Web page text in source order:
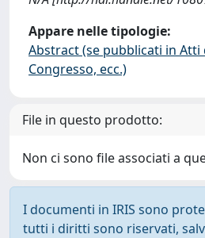
Appare nelle tipologie:
Abstract (se pubblicati in Atti
Congresso, ecc.)
File in questo prodotto:
Non ci sono file associati a
I documenti in IRIS sono
tutti i diritti sono riservati,